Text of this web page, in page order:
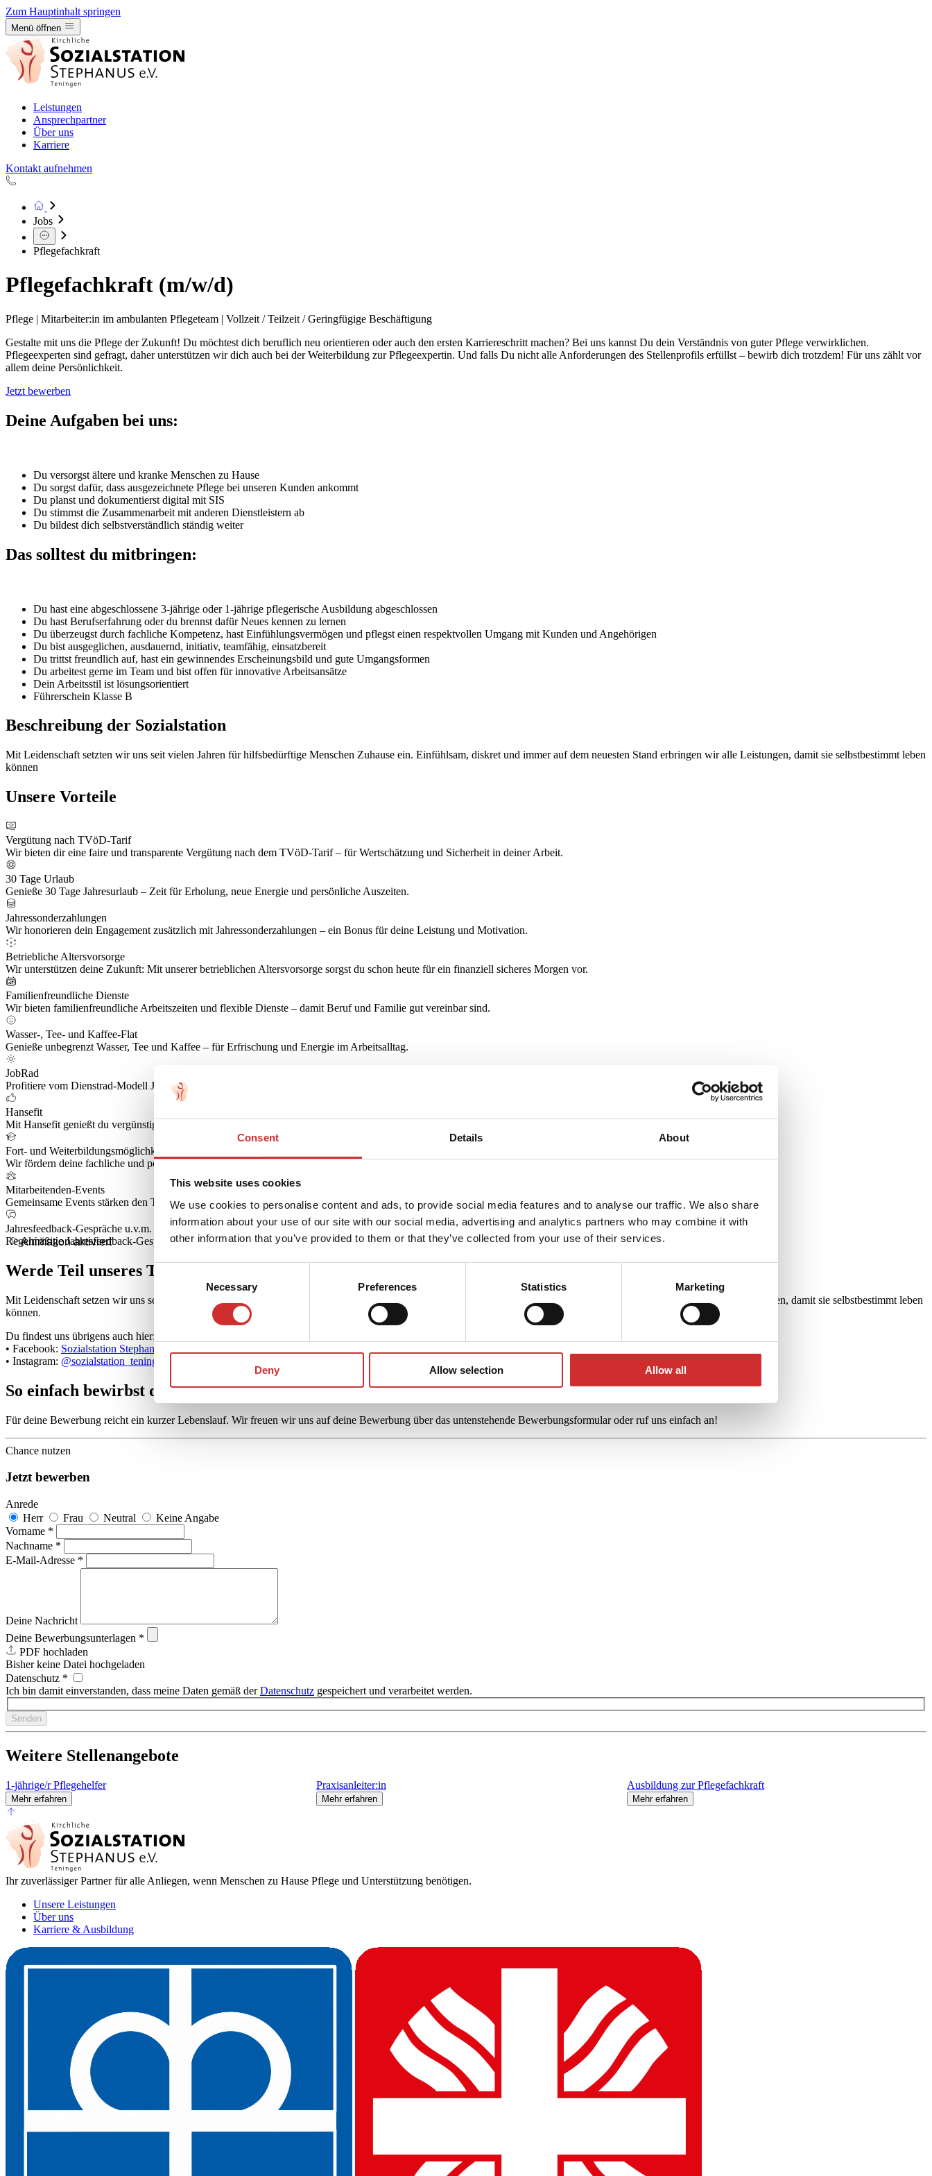
Consent Details About
This website uses cookies
We use cookies to personalise content and ads, to provide social media features and to analyse our traffic. We also share
information about your use of our site with our social media, advertising and analytics partners who may combine it with
other information that you’ve provided to them or that they’ve collected from your use of their services.
Consent
Necessary Preferences Statistics Marketing
Deny Allow selection Allow all
Zum Hauptinhalt springen
Hauptmenü öffnen
Menü öffnen
Leistungen
Ansprechpartner
Über uns
Karriere
Kontakt aufnehmen
Zur Startseite
Jobs
Pflegefachkraft
Pflegefachkraft (m/w/d)
Pflege | Mitarbeiter:in im ambulanten Pflegeteam | Vollzeit / Teilzeit / Geringfügige Beschäftigung
Gestalte mit uns die Pflege der Zukunft! Du möchtest dich beruflich neu orientieren oder auch den ersten Karriereschritt machen? Bei uns kannst Du dein Verständnis von guter Pflege verwirklichen.
Pflegeexperten sind gefragt, daher unterstützen wir dich auch bei der Weiterbildung zur Pflegeexpertin. Und falls Du nicht alle Anforderungen des Stellenprofils erfüllst – bewirb dich trotzdem! Für uns zählt vor
allem deine Persönlichkeit.
Jetzt bewerben
Deine Aufgaben bei uns:
Du versorgst ältere und kranke Menschen zu Hause
Du sorgst dafür, dass ausgezeichnete Pflege bei unseren Kunden ankommt
Du planst und dokumentierst digital mit SIS
Du stimmst die Zusammenarbeit mit anderen Dienstleistern ab
Du bildest dich selbstverständlich ständig weiter
Das solltest du mitbringen:
Du hast eine abgeschlossene 3-jährige oder 1-jährige pflegerische Ausbildung abgeschlossen
Du hast Berufserfahrung oder du brennst dafür Neues kennen zu lernen
Du überzeugst durch fachliche Kompetenz, hast Einfühlungsvermögen und pflegst einen respektvollen Umgang mit Kunden und Angehörigen
Du bist ausgeglichen, ausdauernd, initiativ, teamfähig, einsatzbereit
Du trittst freundlich auf, hast ein gewinnendes Erscheinungsbild und gute Umgangsformen
Du arbeitest gerne im Team und bist offen für innovative Arbeitsansätze
Dein Arbeitsstil ist lösungsorientiert
Führerschein Klasse B
Beschreibung der Sozialstation
Mit Leidenschaft setzten wir uns seit vielen Jahren für hilfsbedürftige Menschen Zuhause ein. Einfühlsam, diskret und immer auf dem neuesten Stand erbringen wir alle Leistungen, damit sie selbstbestimmt leben
können
Unsere Vorteile
Vergütung nach TVöD-Tarif
Wir bieten dir eine faire und transparente Vergütung nach dem TVöD-Tarif – für Wertschätzung und Sicherheit in deiner Arbeit.
30 Tage Urlaub
Genieße 30 Tage Jahresurlaub – Zeit für Erholung, neue Energie und persönliche Auszeiten.
Jahressonderzahlungen
Wir honorieren dein Engagement zusätzlich mit Jahressonderzahlungen – ein Bonus für deine Leistung und Motivation.
Betriebliche Altersvorsorge
Wir unterstützen deine Zukunft: Mit unserer betrieblichen Altersvorsorge sorgst du schon heute für ein finanziell sicheres Morgen vor.
Familienfreundliche Dienste
Wir bieten familienfreundliche Arbeitszeiten und flexible Dienste – damit Beruf und Familie gut vereinbar sind.
Wasser-, Tee- und Kaffee-Flat
Genieße unbegrenzt Wasser, Tee und Kaffee – für Erfrischung und Energie im Arbeitsalltag.
JobRad
Profitiere vom Dienstrad-Modell JobRad – umweltfreundlich, flexibel und gut für deine Gesundheit.
Hansefit
Mit Hansefit genießt du vergünstigten Zugang zu Fitnessstudios und Sportangeboten – für mehr Bewegung und Wohlbefinden.
Fort- und Weiterbildungsmöglichkeiten
Wir fördern deine fachliche und persönliche Entwicklung durch gezielte Fort- und Weiterbildungen – für nachhaltigen Erfolg im Beruf.
Mitarbeitenden-Events
Gemeinsame Events stärken den Teamgeist und sorgen für Spaß, Austausch und wertvolle Erlebnisse außerhalb des Arbeitsalltags.
Jahresfeedback-Gespräche u.v.m.
Regelmäßige Jahresfeedback-Gespräche und weitere Angebote fördern deine Entwicklung, Wertschätzung und Orientierung im Job.
Werde Teil unseres Teams!
Mit Leidenschaft setzen wir uns seit vielen Jahren für hilfsbedürftige Menschen Zuhause ein. Einfühlsam, diskret und immer auf dem neuesten Stand erbringen wir alle Leistungen, damit sie selbstbestimmt leben
können.
Du findest uns übrigens auch hier:
• Facebook: Sozialstation Stephanus Teningen
• Instagram: @sozialstation_teningen
So einfach bewirbst du dich
Für deine Bewerbung reicht ein kurzer Lebenslauf. Wir freuen wir uns auf deine Bewerbung über das untenstehende Bewerbungsformular oder ruf uns einfach an!
Chance nutzen
Jetzt bewerben
Anrede
Herr
Frau Neutral
Keine Angabe
Vorname *
Nachname *
E-Mail-Adresse *
Deine Nachricht
Deine Bewerbungsunterlagen *
PDF hochladen
Bisher keine Datei hochgeladen
Datenschutz *
Ich bin damit einverstanden, dass meine Daten gemäß derDatenschutz gespeichert und verarbeitet werden.
Senden
Weitere Stellenangebote
1-jährige/r Pflegehelfer
Mehr erfahren
Praxisanleiter:in
Mehr erfahren
Ausbildung zur Pflegefachkraft
Mehr erfahren
Nach oben scrollen
Ihr zuverlässiger Partner für alle Anliegen, wenn Menschen zu Hause Pflege und Unterstützung benötigen.
Unsere Leistungen
Über uns
Karriere & Ausbildung
Animation aktiviert